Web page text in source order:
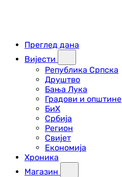
Преглед дана
Вијести
Република Српска
Друштво
Бања Лука
Градови и општине
БиХ
Србија
Регион
Свијет
Економија
Хроника
Магазин